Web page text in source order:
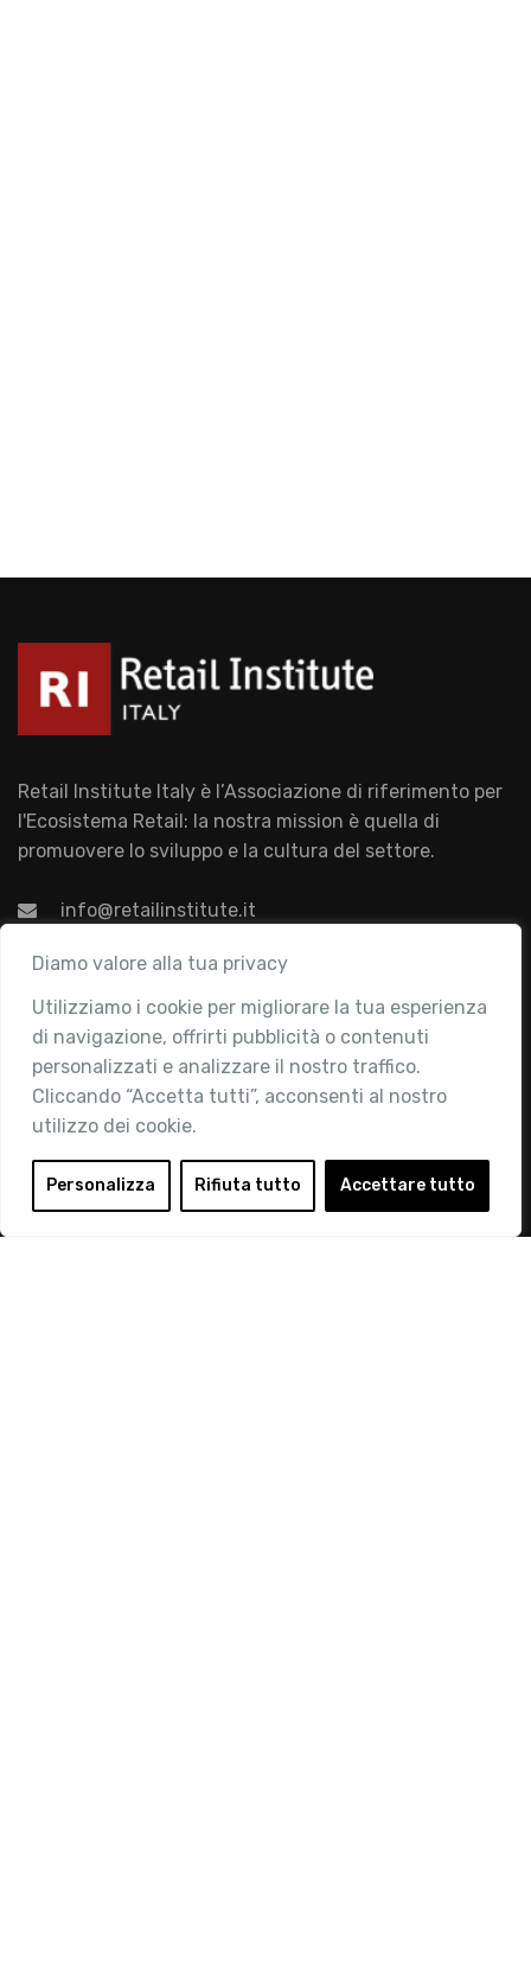
Diamo valore alla tua privacy
Utilizziamo i cookie per migliorare la tua esperienza
di navigazione, offrirti pubblicità o contenuti
personalizzati e analizzare il nostro traffico.
Cliccando “Accetta tutti”, acconsenti al nostro
utilizzo dei cookie.
Personalizza Rifiuta tutto Accettare tutto
Retail Institute Italy è l’Associazione di riferimento per
l'Ecosistema Retail: la nostra mission è quella di
promuovere lo sviluppo e la cultura del settore.
info@retailinstitute.it
Associazione
Chi siamo
Attività
Contatti
Area Riservata
Login
Diventa Socio